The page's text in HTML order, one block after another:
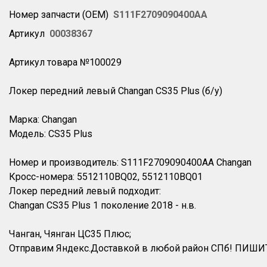
Номер запчасти (OEM) S111F2709090400AA
Артикул 00038367
Артикул товара №100029
Локер передний левый Changan CS35 Plus (б/у)
Марка: Changan
Модель: CS35 Plus
Номер и производитель: S111F2709090400AA Changan
Кросс-номера: 5512110BQ02, 5512110BQ01
Локер передний левый подходит:
Changan CS35 Plus 1 поколение 2018 - н.в.
Чанган, Чянган ЦС35 Плюс;
Отправим Яндекс.Доставкой в любой район СПб!